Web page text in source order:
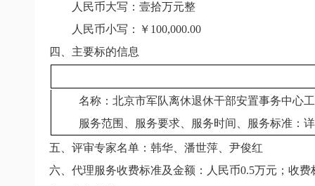
人民币大写：壹拾万元整
人民币小写：￥ 100,000.00
四、主要标的信息
名称：北京市军队离休退休干部安置事务中心
服务范围、服务要求、服务时间、服务标准：详
五、评审专家名单：韩华、潘世萍、尹俊红
六、代理服务收费标准及金额：人民币0.5万元；收费